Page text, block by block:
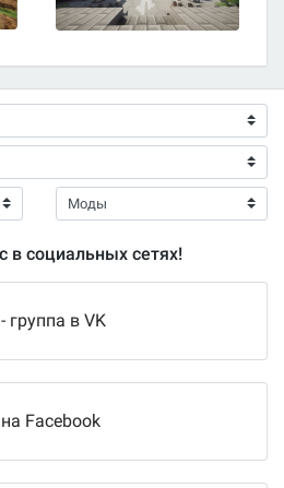
в социальных сетях!
группа в VK
Facebook